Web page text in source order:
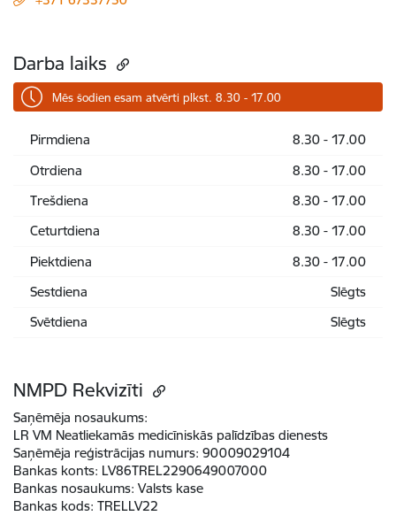
Darba laiks
Mēs šodien esam atvērti plkst. 8.30 - 17.00
Pirmdiena
8.30 - 17.00
Otrdiena
8.30 - 17.00
Trešdiena
8.30 - 17.00
Ceturtdiena
8.30 - 17.00
Piektdiena
8.30 - 17.00
Sestdiena
Slēgts
Svētdiena
Slēgts
NMPD Rekvizīti
Saņēmēja nosaukums:
LR VM Neatliekamās medicīniskās palīdzības dienests
Saņēmēja reģistrācijas numurs: 90009029104
Bankas konts: LV86TREL2290649007000
Bankas nosaukums: Valsts kase
Bankas kods: TRELLV22